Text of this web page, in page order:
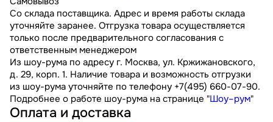
Со склада поставщика. Адрес и время работы склада
уточняйте заранее. Отгрузка товара осуществляется
только после предварительного согласования с
ответственным менеджером
Из шоу-рума по адресу г. Москва, ул. Кржижановского,
д. 29, корп. 1. Наличие товара и возможность отгрузки
из шоу-рума уточняйте по телефону +7(495) 660-07-90.
Подробнее о работе шоу-рума на странице "Шоу–рум"
Оплата и доставка